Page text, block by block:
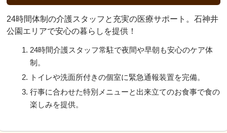
24時間体制の介護スタッフと充実の医療サポート。石神井
公園エリアで安心の暮らしを提供！
24時間介護スタッフ常駐で夜間や早朝も安心のケア体
制。
トイレや洗面所付きの個室に緊急通報装置を完備。
行事に合わせた特別メニューと出来立てのお食事で食の
楽しみを提供。